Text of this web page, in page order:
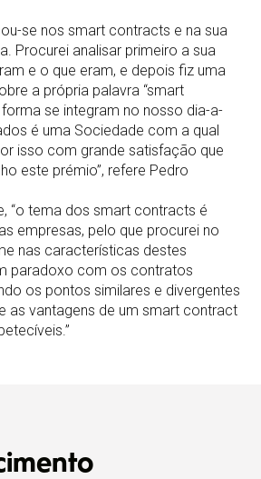
se nos smart contracts e na sua
Procurei analisar primeiro a sua
e o que eram, e depois fiz uma
a própria palavra “smart
se integram no nosso dia-a-
é uma Sociedade com a qual
isso com grande satisfação que
este prémio”, refere Pedro
“o tema dos smart contracts é
empresas, pelo que procurei no
nas características destes
paradoxo com os contratos
os pontos similares e divergentes
as vantagens de um smart contract